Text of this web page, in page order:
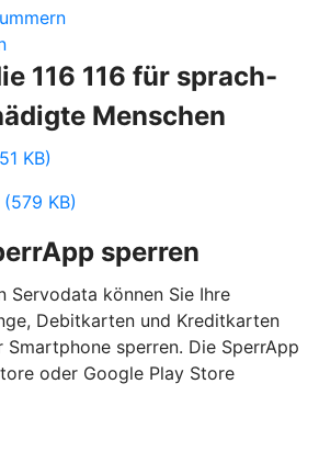
116 116 für sprach-
Menschen
KB)
KB)
sperren
Servodata können Sie Ihre
Debitkarten und Kreditkarten
sperren. Die SperrApp
oder Google Play Store